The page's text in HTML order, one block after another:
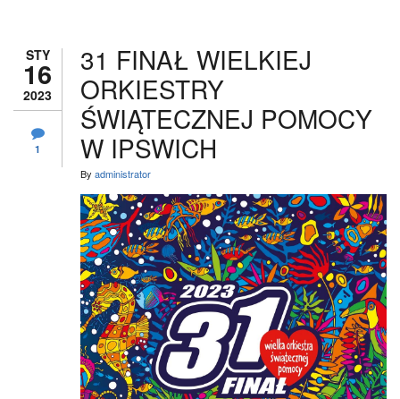
STY
16
2023
1
31 FINAŁ WIELKIEJ
ORKIESTRY
ŚWIĄTECZNEJ POMOCY
W IPSWICH
By administrator